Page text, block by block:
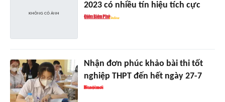
2023 có nhiều tín hiệu tích cực
Nhận đơn phúc khảo bài thi tốt
nghiệp THPT đến hết ngày 27-7